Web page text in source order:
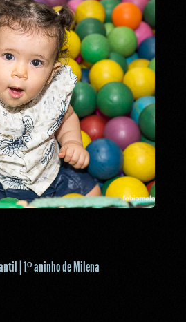
| 1º aninho de Milena